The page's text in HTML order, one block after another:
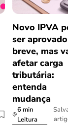
Novo IPVA
ser
breve, mas
afetar carga
tributária:
entenda
mudança
6 min
Leitura